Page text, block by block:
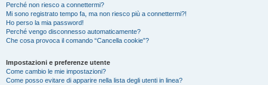
Perché non riesco a connettermi?
Mi sono registrato tempo fa, ma non riesco più a connettermi?!
Ho perso la mia password!
Perché vengo disconnesso automaticamente?
Che cosa provoca il comando “Cancella cookie”?
Impostazioni e preferenze utente
Come cambio le mie impostazioni?
Come posso evitare di apparire nella lista degli utenti in linea?